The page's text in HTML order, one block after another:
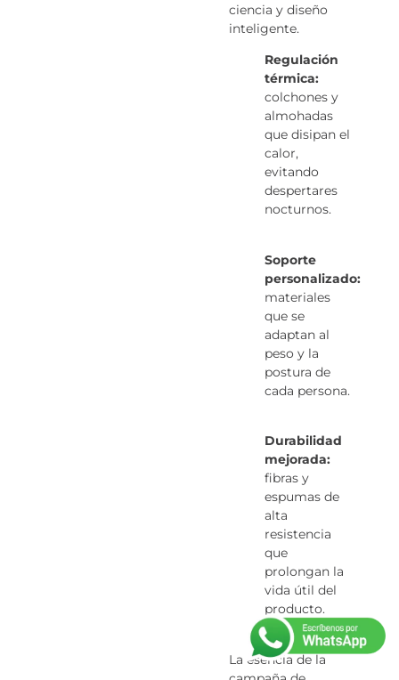
ciencia y diseño
inteligente.
Regulación
térmica:
colchones y
almohadas
que disipan el
calor,
evitando
despertares
nocturnos.
Soporte
personalizado:
materiales
que se
adaptan al
peso y la
postura de
cada persona.
Durabilidad
mejorada:
fibras y
espumas de
alta
resistencia
que
prolongan la
vida útil del
producto.
La esencia de la